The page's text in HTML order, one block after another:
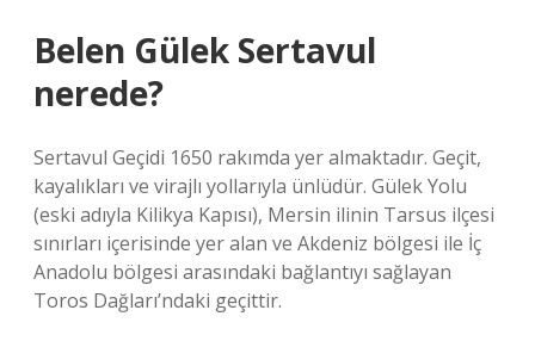
Belen Gülek Sertavul
nerede?
Sertavul Geçidi 1650 rakımda yer almaktadır. Geçit,
kayalıkları ve virajlı yollarıyla ünlüdür. Gülek Yolu
(eski adıyla Kilikya Kapısı), Mersin ilinin Tarsus ilçesi
sınırları içerisinde yer alan ve Akdeniz bölgesi ile İç
Anadolu bölgesi arasındaki bağlantıyı sağlayan
Toros Dağları’ndaki geçittir.